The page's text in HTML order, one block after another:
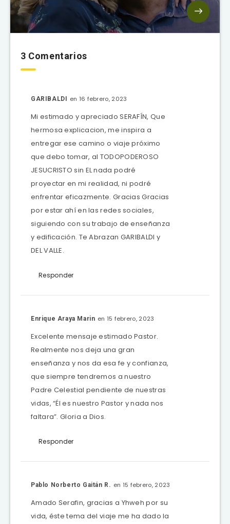
3 Comentarios
GARIBALDI en 16 febrero, 2023
Mi estimado y apreciado SERAFÍN, Que
hermosa explicacion, me inspira a
entregar ese camino o viaje próximo
que debo tomar, al TODOPODEROSO
JESUCRISTO sin EL nada podré
proyectar en mi realidad, ni podré
enfrentar eficazmente. Gracias Gracias
por estar ahí en las redes sociales,
siguiendo con su trabajo de enseñanza
y edificación. Te Abrazan GARIBALDI y
DEL VALLE.
Responder
Enrique Araya Marin en 15 febrero, 2023
Excelente mensaje estimado Pastor.
Realmente nos deja una gran
enseñanza y nos da esa fe y confianza,
que siempre tendremos a nuestro
Padre Celestial pendiente de nuestras
vidas, “Él es nuestro Pastor y nada nos
faltara”. Gloria a Dios.
Responder
Pablo Norberto Gaitán R. en 15 febrero, 2023
Amado Serafin, gracias a Yhweh por su
vida, éste tema del viaje me ha dado la